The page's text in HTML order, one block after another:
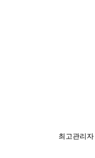
최고관리자